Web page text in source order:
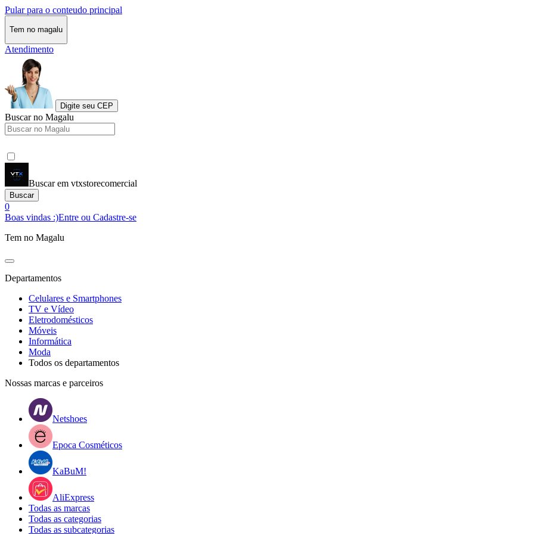
Pular para o conteudo principal
Tem no magalu
Atendimento
Digite seu CEP
Buscar no Magalu
Buscar em vtxstorecomercial
Buscar
0
Boas vindas :)Entre ou Cadastre-se
Tem no Magalu
Departamentos
Celulares e Smartphones
TV e Vídeo
Eletrodomésticos
Móveis
Informática
Moda
Todos os departamentos
Nossas marcas e parceiros
Netshoes
Epoca Cosméticos
KaBuM!
AliExpress
Todas as marcas
Todas as categorias
Todas as subcategorias